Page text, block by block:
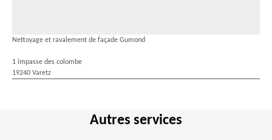
Nettoyage et ravalement de façade Gumond
1 impasse des colombe
19240 Varetz
Autres services